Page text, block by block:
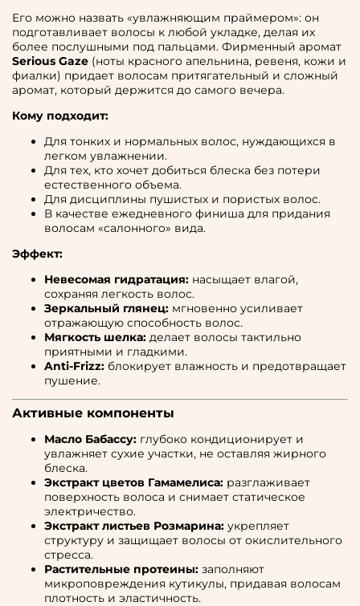
Его можно назвать «увлажняющим праймером»: он
подготавливает волосы к любой укладке, делая их
более послушными под пальцами. Фирменный аромат
Serious Gaze (ноты красного апельнина, ревеня, кожи и
фиалки) придает волосам притягательный и сложный
аромат, который держится до самого вечера.
Кому подходит:
Для тонких и нормальных волос, нуждающихся в
легком увлажнении.
Для тех, кто хочет добиться блеска без потери
естественного объема.
Для дисциплины пушистых и пористых волос.
В качестве ежедневного финиша для придания
волосам «салонного» вида.
Эффект:
Невесомая гидратация: насыщает влагой,
сохраняя легкость волос.
Зеркальный глянец: мгновенно усиливает
отражающую способность волос.
Мягкость шелка: делает волосы тактильно
приятными и гладкими.
Anti-Frizz: блокирует влажность и предотвращает
пушение.
Активные компоненты
Масло Бабассу: глубоко кондиционирует и
увлажняет сухие участки, не оставляя жирного
блеска.
Экстракт цветов Гамамелиса: разглаживает
поверхность волоса и снимает статическое
электричество.
Экстракт листьев Розмарина: укрепляет
структуру и защищает волосы от окислительного
стресса.
Растительные протеины: заполняют
микроповреждения кутикулы, придавая волосам
плотность и эластичность.